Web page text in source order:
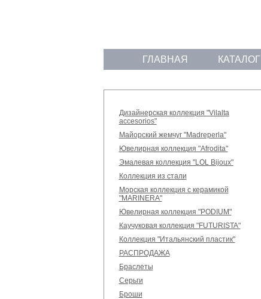
ГЛАВНАЯ КАТАЛОГ
Дизайнерская коллекция "Vilalta
accesorios"
Майорский жемчуг "Madreperla"
Ювелирная коллекция "Afrodita"
Эмалевая коллекция "LOL Bijoux"
Коллекция из стали
Морская коллекция с керамикой
"MARINERA"
Ювелирная коллекция "PODIUM"
Каучуковая коллекция "FUTURISTA"
Коллекция "Итальянский пластик"
РАСПРОДАЖА
Браслеты
Серьги
Броши